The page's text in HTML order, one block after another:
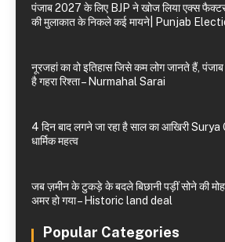
पंजाब 2027 के लिए BJP ने खोज लिया एक्स
की मुलाकात के निकले कई मायने| Punjab
नूरजहां का वो इतिहास जिसे कम लोग जानते हैं,
है गहरा रिश्ता – Nurmahal Sarai
4 दिन बाद लगने जा रहा है साल का आखिरी
धार्मिक महत्व
जब ज़मीन के टुकड़े के बदले बिछानी पड़ीं सोने की
अमर हो गया – Historic land deal
Popular Categories